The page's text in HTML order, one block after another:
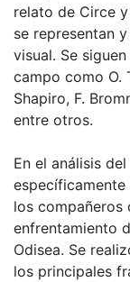
relato de Circe
se representan
visual. Se
campo como O.
Shapiro, F.
entre otros.
En el análisis
los compañeros
enfrentamiento
Odisea. Se
los principales